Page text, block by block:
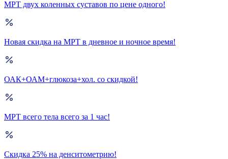
МРТ двух коленных суставов по цене одного!
Новая скидка на МРТ в дневное и ночное время!
ОАК+ОАМ+глюкоза+хол. со скидкой!
МРТ всего тела всего за 1 час!
Скидка 25% на денситометрию!